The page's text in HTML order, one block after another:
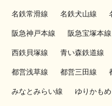
名鉄常滑線 名鉄犬山線
阪急神戸本線 阪急宝塚本線
西鉄貝塚線 青い森鉄道線
都営浅草線 都営三田線
みなとみらい線 ゆりかもめ